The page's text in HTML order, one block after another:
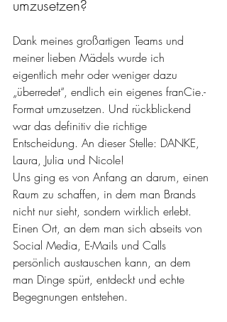
umzusetzen?
Dank meines großartigen Teams und
meiner lieben Mädels wurde ich
eigentlich mehr oder weniger dazu
„überredet“, endlich ein eigenes franCie.-
Format umzusetzen. Und rückblickend
war das definitiv die richtige
Entscheidung. An dieser Stelle: DANKE,
Laura, Julia und Nicole!
Uns ging es von Anfang an darum, einen
Raum zu schaffen, in dem man Brands
nicht nur sieht, sondern wirklich erlebt.
Einen Ort, an dem man sich abseits von
Social Media, E-Mails und Calls
persönlich austauschen kann, an dem
man Dinge spürt, entdeckt und echte
Begegnungen entstehen.